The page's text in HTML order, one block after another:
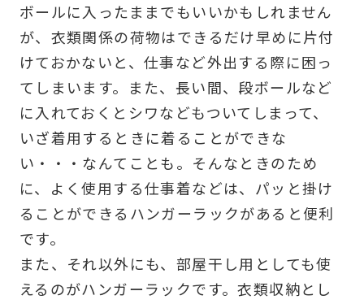
ボールに入ったままでもいいかもしれません
が、衣類関係の荷物はできるだけ早めに片付
けておかないと、仕事など外出する際に困っ
てしまいます。また、長い間、段ボールなど
に入れておくとシワなどもついてしまって、
いざ着用するときに着ることができな
い・・・なんてことも。そんなときのため
に、よく使用する仕事着などは、パッと掛け
ることができるハンガーラックがあると便利
です。
また、それ以外にも、部屋干し用としても使
えるのがハンガーラックです。衣類収納とし